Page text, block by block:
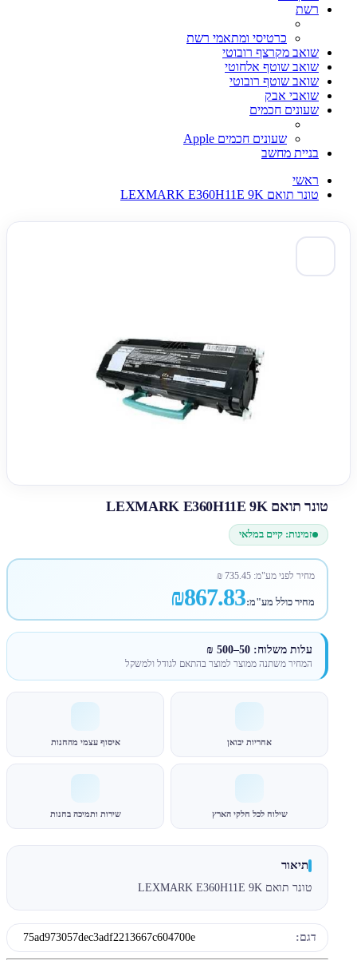
רשת
כרטיסי ומתאמי רשת
שואב מקרצף רובוטי
שואב שוטף אלחוטי
שואב שוטף רובוטי
שואבי אבק
שעונים חכמים
שעונים חכמים Apple
בניית מחשב
ראשי
טונר תואם LEXMARK E360H11E 9K
טונר תואם LEXMARK E360H11E 9K
זמינות: קיים במלאי
מחיר לפני מע"מ:735.45
₪
מחיר כולל מע"מ:₪867.83
עלות משלוח: 50–500 ₪
המחיר משתנה ממוצר למוצר בהתאם לגודל ולמשקל
אחריות יבואן איסוף עצמי מהחנות
שילוח לכל חלקי הארץ שירות ותמיכה בחנות
תיאור
טונר תואם LEXMARK E360H11E 9K
דגם: 75ad973057dec3adf2213667c604700e